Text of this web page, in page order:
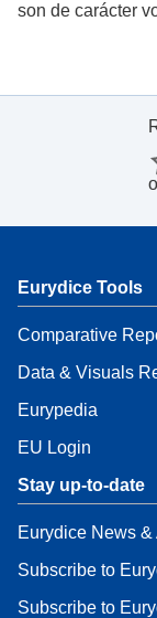
son de carácter
Eurydice Tools
Comparative
Data & Visuals
Eurypedia
EU Login
Stay up-to-date
Eurydice News &
Subscribe to
Subscribe to